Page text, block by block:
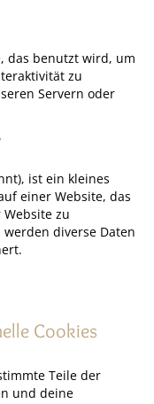
das benutzt wird, um
zu
Servern oder
ist ein kleines
einer Website, das
zu
diverse Daten
Cookies
Teile der
und deine